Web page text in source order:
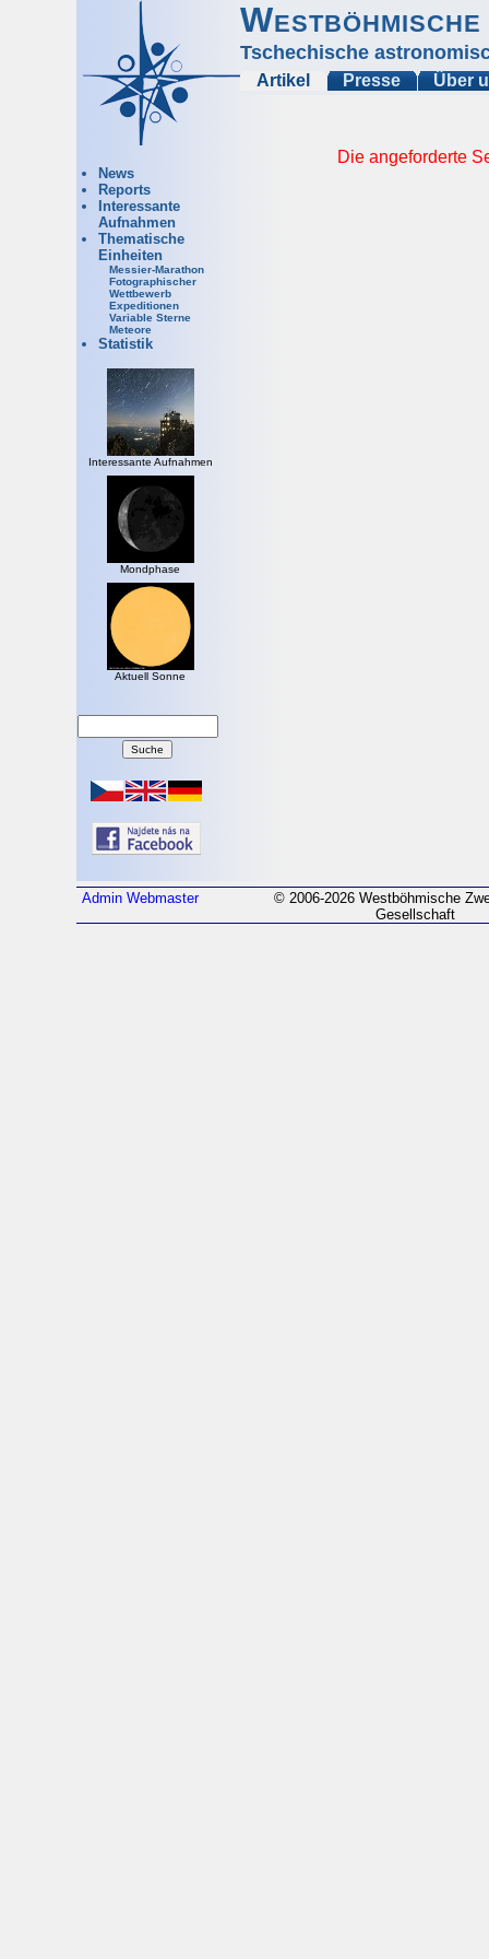
Tschechische
Artikel Presse Über
News
Reports
Interessante
Aufnahmen
Thematische
Einheiten
Messier-Marathon
Fotographischer
Wettbewerb
Expeditionen
Variable Sterne
Meteore
Statistik
Interessante Aufnahmen
Mondphase
Aktuell Sonne
Die angeforderte
Admin Webmaster
© 2006-2026 Westböhmische
Gesellschaft